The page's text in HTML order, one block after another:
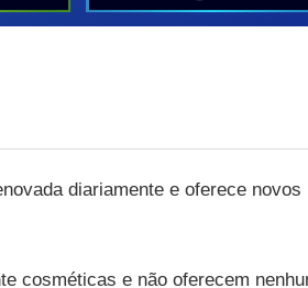
diariamente e oferece novos
cosméticas e não oferecem